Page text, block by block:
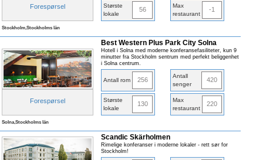
Forespørsel
Største
lokale
56
Max
restaurant
-1
Stockholm,Stockholms län
Forespørsel
Best Western Plus Park City Solna
Hotell i Solna med moderne konferansefasiliteter, kun 9
minutter fra Stockholm sentrum med perfekt beliggenhet
i Solna centrum.
Antall rom 256
Antall
senger
420
Største
lokale
130
Max
restaurant
220
Solna,Stockholms län
Scandic Skärholmen
Rimelige konferanser i moderne lokaler - rett sør for
Stockholm!